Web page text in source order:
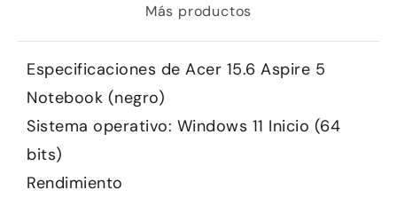
Más productos
Especificaciones de Acer 15.6 Aspire 5
Notebook (negro)
Sistema operativo: Windows 11 Inicio (64
bits)
Rendimiento